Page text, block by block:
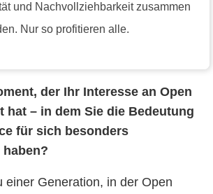
und Nachvollziehbarkeit zusammen
Nur so profitieren alle.
der Ihr Interesse an Open
hat – in dem Sie die Bedeutung
für sich besonders
einer Generation, in der Open